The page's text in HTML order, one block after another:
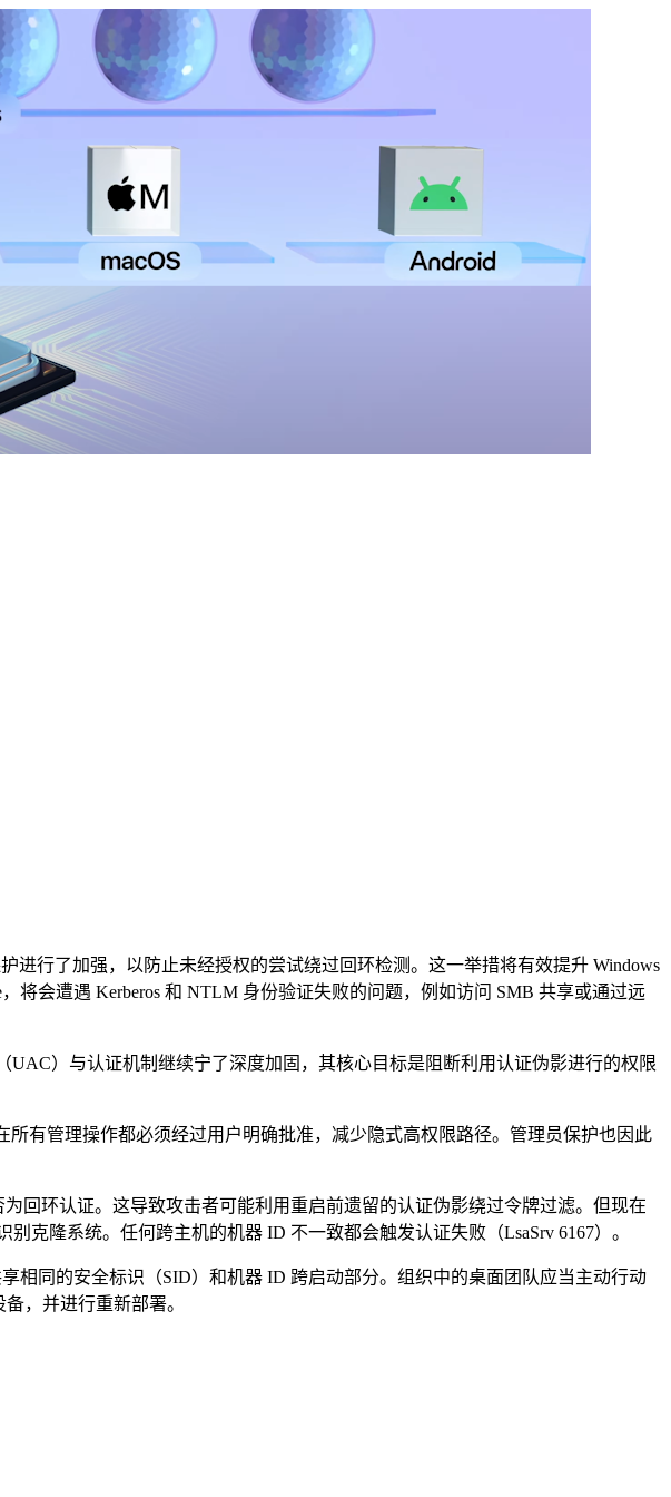
进行了加强，以防止未经授权的尝试绕过回环检测。这一举措将有效提升 Windows
将会遭遇 Kerberos 和 NTLM 身份验证失败的问题，例如访问 SMB 共享或通过远
）与认证机制继续宁了深度加固，其核心目标是阻断利用认证伪影进行的权限
有管理操作都必须经过用户明确批准，减少隐式高权限路径。管理员保护也因此
回环认证。这导致攻击者可能利用重启前遗留的认证伪影绕过令牌过滤。但现在
克隆系统。任何跨主机的机器 ID 不一致都会触发认证失败（LsaSrv 6167）。
同的安全标识（SID）和机器 ID 跨启动部分。组织中的桌面团队应当主动行动
，并进行重新部署。